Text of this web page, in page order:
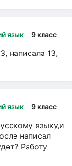
язык 9 класс
написала 13,
язык 9 класс
языку,и
написал
Работу